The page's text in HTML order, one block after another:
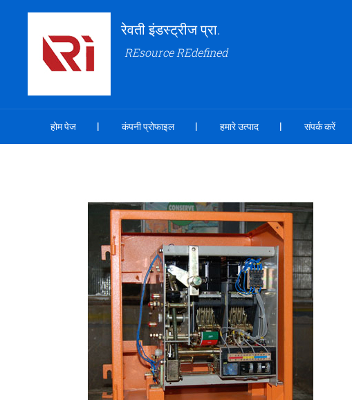
रेवती इंडस्ट्रीज प्रा.
REsource REdefined
होम पेज कंपनी प्रोफाइल हमारे उत्पाद संपर्क करें